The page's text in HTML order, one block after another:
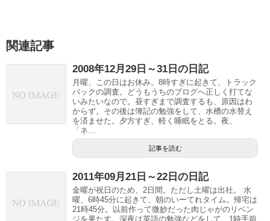
関連記事
2008年12月29日～31日の日記
月曜、この日はお休み。8時すぎに起きて、トラック
バックの調査。どうもうちのブログへ正しく打てな
いみたいなので。昼すぎまで調査するも、原因はわ
からず。その後は簿記の勉強をして、水槽の水替え
を済ませた。夕方すぎ、軽く睡眠をとる。夜、
「ネ...
記事を読む
2011年09月21日～22日の日記
金曜が祝日のため、2日間。ただし土曜は出社。 水
曜、6時45分に起きて、朝のいーてれタイム。帰宅は
21時45分。以前作って微妙だった肉じゃがのリベン
ジを果たす。深夜は英語の勉強などをして、1時手前